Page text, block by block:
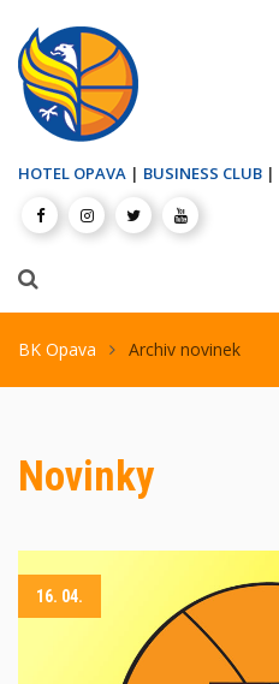
HOTEL OPAVA | BUSINESS CLUB |
BK Opava Archiv novinek
Novinky
16. 04.